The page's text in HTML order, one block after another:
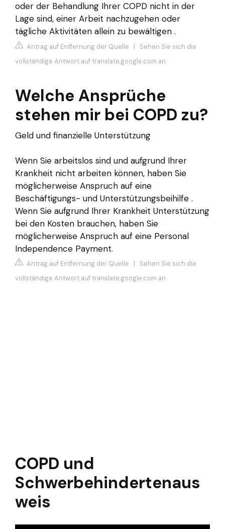
oder der Behandlung Ihrer COPD nicht in der
Lage sind, einer Arbeit nachzugehen oder
tägliche Aktivitäten allein zu bewältigen .
Antrag auf Entfernung der Quelle | Sehen Sie sich die
vollständige Antwort auf translate.google.com an
Welche Ansprüche
stehen mir bei COPD zu?
Geld und finanzielle Unterstützung
Wenn Sie arbeitslos sind und aufgrund Ihrer
Krankheit nicht arbeiten können, haben Sie
möglicherweise Anspruch auf eine
Beschäftigungs- und Unterstützungsbeihilfe .
Wenn Sie aufgrund Ihrer Krankheit Unterstützung
bei den Kosten brauchen, haben Sie
möglicherweise Anspruch auf eine Personal
Independence Payment.
Antrag auf Entfernung der Quelle | Sehen Sie sich die
vollständige Antwort auf translate.google.com an
COPD und
Schwerbehindertenaus
weis